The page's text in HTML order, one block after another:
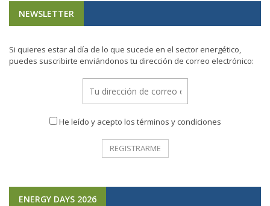
NEWSLETTER
Si quieres estar al día de lo que sucede en el sector energético,
puedes suscribirte enviándonos tu dirección de correo electrónico:
He leído y acepto los términos y condiciones
ENERGY DAYS 2026